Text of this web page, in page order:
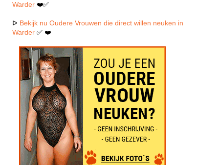
Warder ❤️✅
ᐅ Bekijk nu Oudere Vrouwen die direct willen neuken in
Warder ✅ ❤️